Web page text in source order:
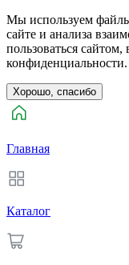
Мы используем
сайте и анализа
пользоваться
конфиденциальности.
Хорошо, спасибо
Главная
Каталог